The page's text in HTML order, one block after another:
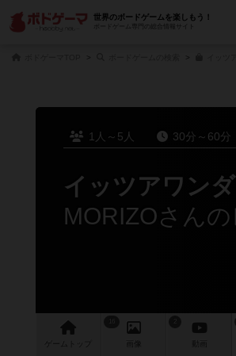
世界のボードゲームを楽しもう！
ボードゲーム専門の総合情報サイト
1人～5人 30分～60分
イッツアワン
MORIZOさん
ゲーム 画像